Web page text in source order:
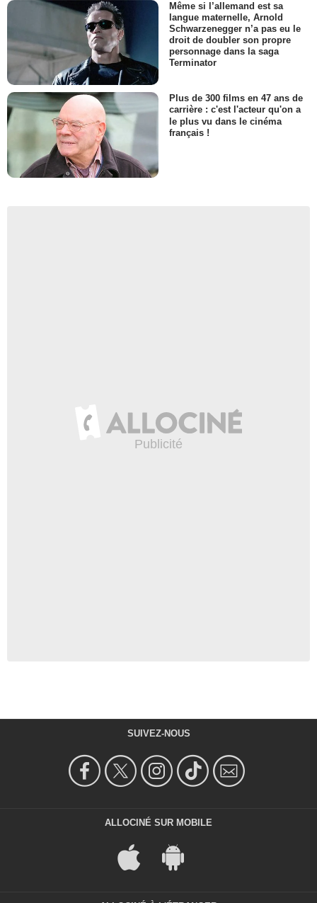
Même si l’allemand est sa
langue maternelle, Arnold
Schwarzenegger n’a pas eu le
droit de doubler son propre
personnage dans la saga
Terminator
Plus de 300 films en 47 ans de
carrière : c'est l'acteur qu'on a
le plus vu dans le cinéma
français !
SUIVEZ-NOUS
ALLOCINÉ SUR MOBILE